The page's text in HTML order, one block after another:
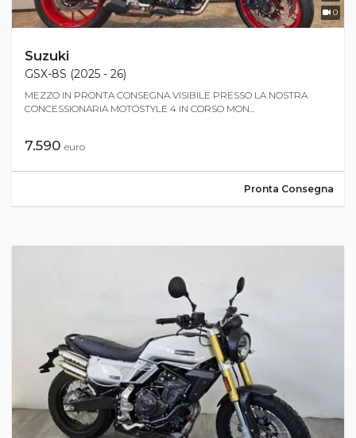
0
Suzuki
GSX-8S (2025 - 26)
MEZZO IN PRONTA CONSEGNA VISIBILE PRESSO LA NOSTRA
CONCESSIONARIA MOTOSTYLE 4 IN CORSO MON...
7.590 euro
Pronta Consegna